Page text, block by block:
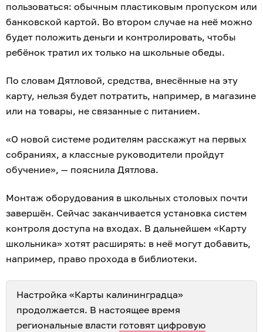
пользоваться: обычным пластиковым пропуском или
банковской картой. Во втором случае на неё можно
будет положить деньги и контролировать, чтобы
ребёнок тратил их только на школьные обеды.
По словам Дятловой, средства, внесённые на эту
карту, нельзя будет потратить, например, в магазине
или на товары, не связанные с питанием.
«О новой системе родителям расскажут на первых
собраниях, а классные руководители пройдут
обучение», — пояснила Дятлова.
Монтаж оборудования в школьных столовых почти
завершён. Сейчас заканчивается установка систем
контроля доступа на входах. В дальнейшем «Карту
школьника» хотят расширять: в неё могут добавить,
например, право прохода в библиотеки.
Настройка «Карты калининградца»
продолжается. В настоящее время
региональные власти готовят цифровую